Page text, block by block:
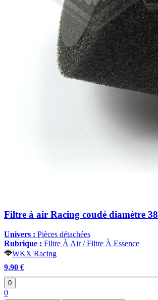
Filtre à air Racing coudé diamètre 38
Univers : Pièces détachées
Rubrique : Filtre À Air / Filtre À Essence
WKX Racing
9,90 €
0
0